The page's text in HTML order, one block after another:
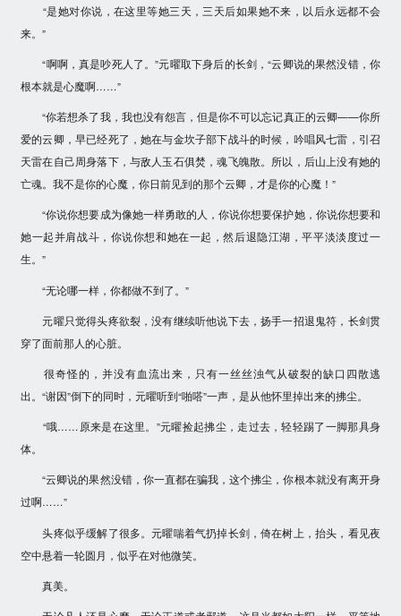
“是她对你说，在这里等她三天，三天后如果她不来，以后永远都不会
来。”
“啊啊，真是吵死人了。”元曜取下身后的长剑，“云卿说的果然没错，你
根本就是心魔啊……”
“你若想杀了我，我也没有怨言，但是你不可以忘记真正的云卿——你所
爱的云卿，早已经死了，她在与金坎子部下战斗的时候，吟唱风七雷，引召
天雷在自己周身落下，与敌人玉石俱焚，魂飞魄散。所以，后山上没有她的
亡魂。我不是你的心魔，你日前见到的那个云卿，才是你的心魔！”
“你说你想要成为像她一样勇敢的人，你说你想要保护她，你说你想要和
她一起并肩战斗，你说你想和她在一起，然后退隐江湖，平平淡淡度过一
生。”
“无论哪一样，你都做不到了。”
元曜只觉得头疼欲裂，没有继续听他说下去，扬手一招退鬼符，长剑贯
穿了面前那人的心脏。
很奇怪的，并没有血流出来，只有一丝丝浊气从破裂的缺口四散逃
出。“谢因”倒下的同时，元曜听到“啪嗒”一声，是从他怀里掉出来的拂尘。
“哦……原来是在这里。”元曜捡起拂尘，走过去，轻轻踢了一脚那具身
体。
“云卿说的果然没错，你一直都在骗我，这个拂尘，你根本就没有离开身
过啊……”
头疼似乎缓解了很多。元曜喘着气扔掉长剑，倚在树上，抬头，看见夜
空中悬着一轮圆月，似乎在对他微笑。
真美。